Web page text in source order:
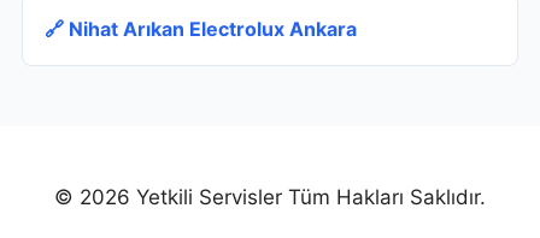
🔗 Nihat Arıkan Electrolux Ankara
© 2026 Yetkili Servisler Tüm Hakları Saklıdır.